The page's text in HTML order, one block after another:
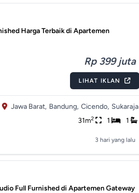
Harga Terbaik di Apartemen
Rp 399 juta
LIHAT IKLAN
Jawa Barat, Bandung, Cicendo, Sukaraja
31m2 1 1
3 hari yang lalu
Full Furnished di Apartemen Gateway